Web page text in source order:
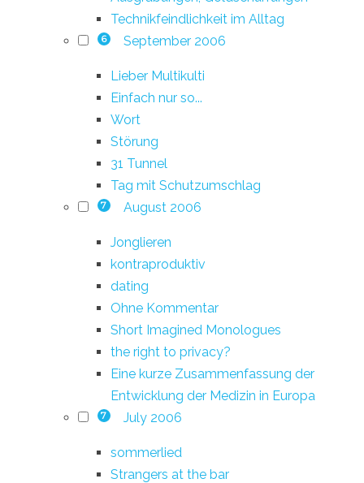
Technikfeindlichkeit im Alltag
6 September 2006
Lieber Multikulti
Einfach nur so...
Wort
Störung
31 Tunnel
Tag mit Schutzumschlag
7 August 2006
Jonglieren
kontraproduktiv
dating
Ohne Kommentar
Short Imagined Monologues
the right to privacy?
Eine kurze Zusammenfassung der
Entwicklung der Medizin in Europa
7 July 2006
sommerlied
Strangers at the bar